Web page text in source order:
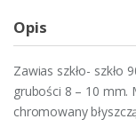
Opis
Zawias szkło- szkło
grubości 8 – 10 mm.
chromowany